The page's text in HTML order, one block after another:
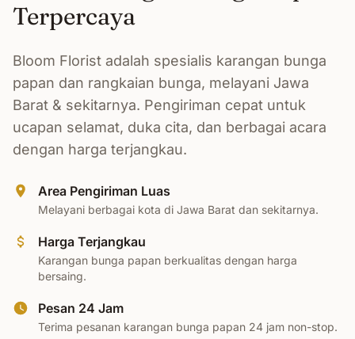
Terpercaya
Bloom Florist adalah spesialis karangan bunga
papan dan rangkaian bunga, melayani Jawa
Barat & sekitarnya. Pengiriman cepat untuk
ucapan selamat, duka cita, dan berbagai acara
dengan harga terjangkau.
Area Pengiriman Luas
Melayani berbagai kota di Jawa Barat dan sekitarnya.
Harga Terjangkau
Karangan bunga papan berkualitas dengan harga
bersaing.
Pesan 24 Jam
Terima pesanan karangan bunga papan 24 jam non-stop.